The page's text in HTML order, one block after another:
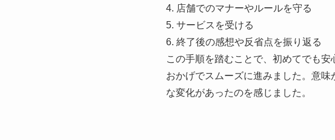
4. 店舗でのマナーやルールを守る
5. サービスを受ける
6. 終了後の感想や反省点を振り返る
この手順を踏むことで、初めてでも
おかげでスムーズに進みました。意
な変化があったのを感じました。